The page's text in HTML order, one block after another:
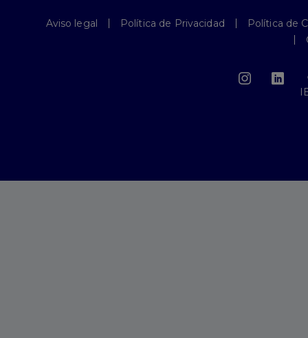
Aviso legal Política de Privacidad
Política de